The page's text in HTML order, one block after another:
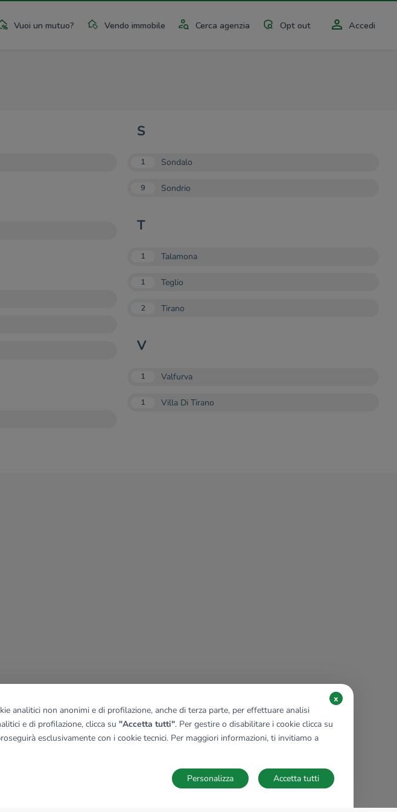
Vuoi un mutuo? Vendo immobile Cerca agenzia Opt out Accedi
S
1 Sondalo
9 Sondrio
T
1 Talamona
1 Teglio
2 Tirano
V
1 Valfurva
1 Villa Di Tirano
analitici non anonimi e di profilazione, anche di terza parte, per effettuare analisi
e di profilazione, clicca su "Accetta tutti". Per gestire o disabilitare i cookie clicca su
esclusivamente con i cookie tecnici. Per maggiori informazioni, ti invitiamo a
x
Accetta tutti
Personalizza